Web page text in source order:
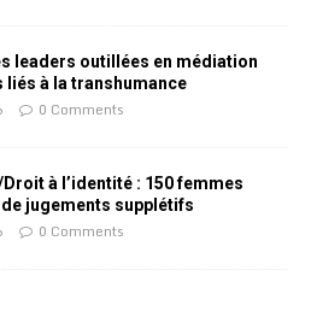
leaders outillées en médiation
liés à la transhumance
0 Comments
à l’identité : 150 femmes
jugements supplétifs
0 Comments